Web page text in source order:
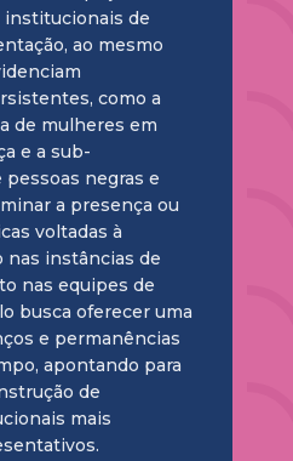
de
ao mesmo
como a
de mulheres em
e a sub-
negras e
a presença ou
voltadas à
nas instâncias de
nas equipes de
busca oferecer uma
e permanências
apontando para
de
mais